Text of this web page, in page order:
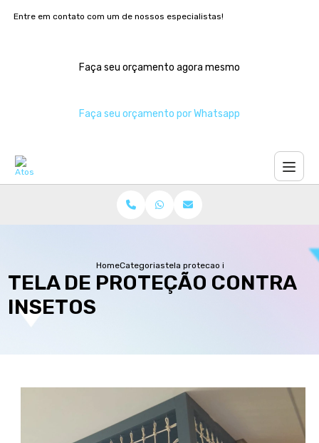
Entre em contato com um de nossos especialistas!
Faça seu orçamento agora mesmo
Faça seu orçamento por Whatsapp
HomeCategoriastela protecao insetos
TELA DE PROTEÇÃO CONTRA
INSETOS